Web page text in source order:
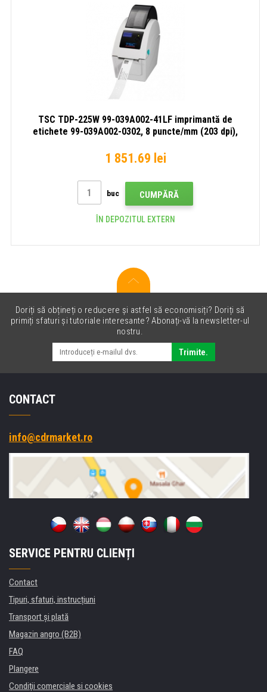
TSC TDP-225W 99-039A002-41LF imprimantă de
etichete 99-039A002-0302, 8 puncte/mm (203 dpi),
1 851.69 lei
buc CUMPĂRĂ
ÎN DEPOZITUL EXTERN
Doriți să obțineți o reducere și astfel să economisiți? Doriți să
primiți sfaturi și tutoriale interesante? Abonați-vă la newsletter-ul
nostru.
Trimite.
CONTACT
info@cdrmarket.ro
SERVICE PENTRU CLIENȚI
Contact
Tipuri, sfaturi, instrucțiuni
Transport şi plată
Magazin angro (B2B)
FAQ
Plangere
Condiţii comerciale si cookies